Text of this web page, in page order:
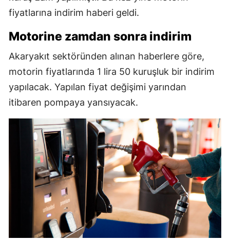
fiyatlarına indirim haberi geldi.
Motorine zamdan sonra indirim
Akaryakıt sektöründen alınan haberlere göre,
motorin fiyatlarında 1 lira 50 kuruşluk bir indirim
yapılacak. Yapılan fiyat değişimi yarından
itibaren pompaya yansıyacak.